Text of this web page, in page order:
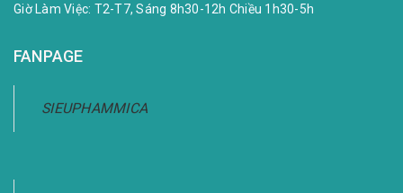
Giờ Làm Việc: T2-T7, Sáng 8h30-12h Chiều 1h30-5h
FANPAGE
SIEUPHAMMICA